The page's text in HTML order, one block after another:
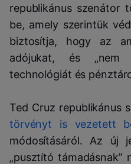
republikánus szenátor
be, amely szerintük
biztosítja, hogy az
adójukat, és „nem
technológiát és
Ted Cruz republikánus
törvényt is vezetett
módosításáról. Az új
„pusztító támadásnak”